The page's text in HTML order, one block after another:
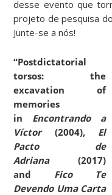
desse evento que
projeto de pesquisa
Junte-se a nós!
“Postdictatorial
torsos: the
excavation of
memories
in Encontrando a
Víctor(2004), El
Pacto de
Adriana(2017)
and Fico Te
Devendo Uma Carta